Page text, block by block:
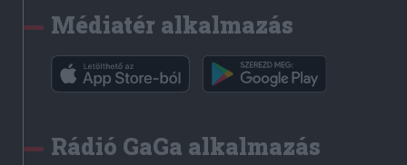
Médiatér alkalmazás
Rádió GaGa alkalmazás